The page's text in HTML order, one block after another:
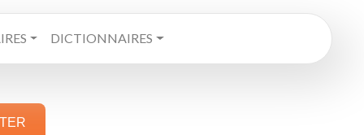
DICTIONNAIRES